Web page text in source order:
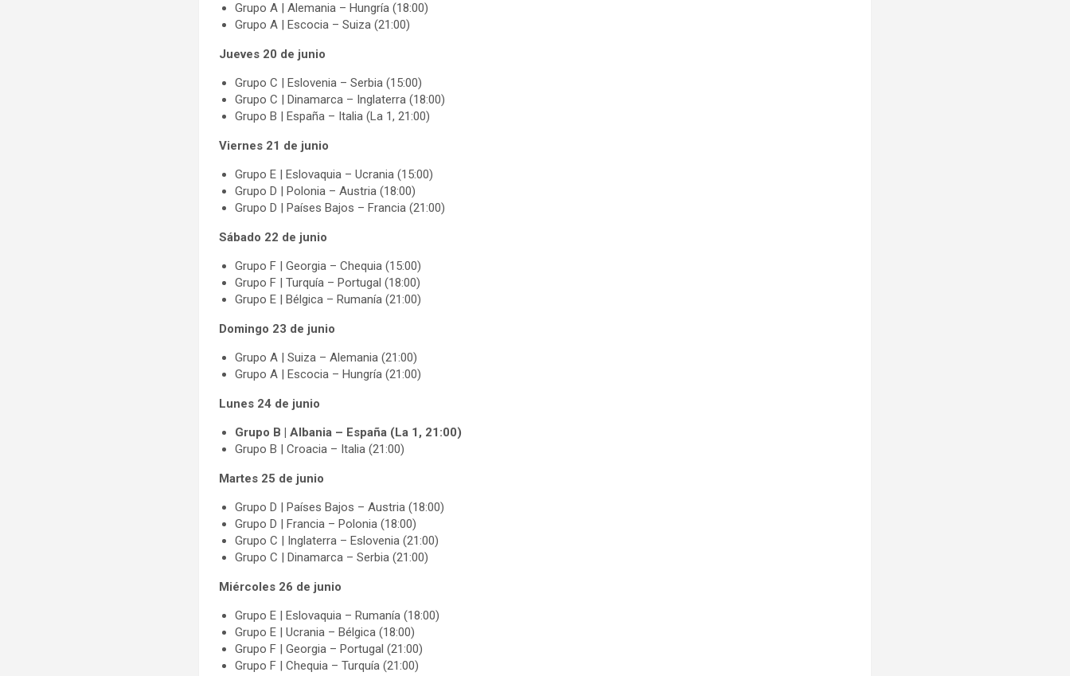
Grupo A | Alemania – Hungría (18:00)
Grupo A | Escocia – Suiza (21:00)
Jueves 20 de junio
Grupo C | Eslovenia – Serbia (15:00)
Grupo C | Dinamarca – Inglaterra (18:00)
Grupo B | España – Italia (La 1, 21:00)
Viernes 21 de junio
Grupo E | Eslovaquia – Ucrania (15:00)
Grupo D | Polonia – Austria (18:00)
Grupo D | Países Bajos – Francia (21:00)
Sábado 22 de junio
Grupo F | Georgia – Chequia (15:00)
Grupo F | Turquía – Portugal (18:00)
Grupo E | Bélgica – Rumanía (21:00)
Domingo 23 de junio
Grupo A | Suiza – Alemania (21:00)
Grupo A | Escocia – Hungría (21:00)
Lunes 24 de junio
Grupo B | Albania – España (La 1, 21:00)
Grupo B | Croacia – Italia (21:00)
Martes 25 de junio
Grupo D | Países Bajos – Austria (18:00)
Grupo D | Francia – Polonia (18:00)
Grupo C | Inglaterra – Eslovenia (21:00)
Grupo C | Dinamarca – Serbia (21:00)
Miércoles 26 de junio
Grupo E | Eslovaquia – Rumanía (18:00)
Grupo E | Ucrania – Bélgica (18:00)
Grupo F | Georgia – Portugal (21:00)
Grupo F | Chequia – Turquía (21:00)